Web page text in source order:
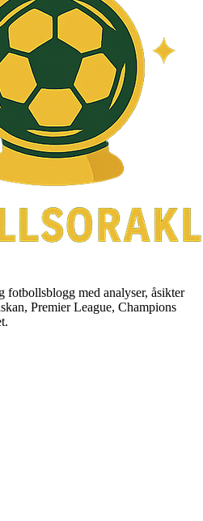
med analyser, åsikter
Premier League, Champions